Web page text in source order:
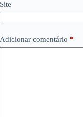
Site
Adicionar comentário *